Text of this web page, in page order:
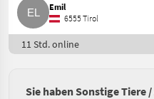
Emil
6555 Tirol
11 Std. online
Sie haben Sonstige Tiere